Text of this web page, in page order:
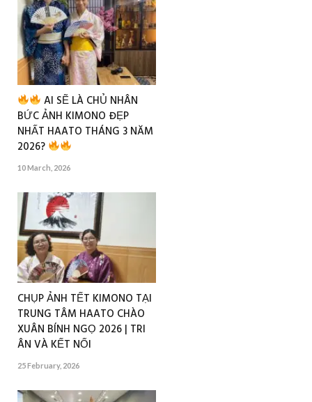
AI SẼ LÀ CHỦ NHÂN
BỨC ẢNH KIMONO ĐẸP
NHẤT HAATO THÁNG 3 NĂM
2026?
10 March, 2026
CHỤP ẢNH TẾT KIMONO TẠI
TRUNG TÂM HAATO CHÀO
XUÂN BÍNH NGỌ 2026 | TRI
ÂN VÀ KẾT NỐI
25 February, 2026